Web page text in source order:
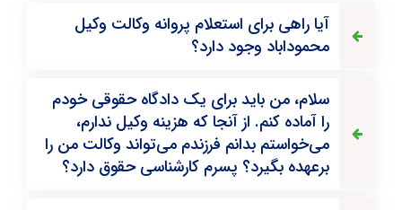
آیا راهی برای استعلام پروانه وکالت وکیل
محموداباد وجود دارد؟
سلام، من باید برای یک دادگاه حقوقی خودم
را آماده کنم. از آنجا که هزینه وکیل ندارم،
می‌خواستم بدانم فرزندم می‌تواند وکالت من را
برعهده بگیرد؟ پسرم کارشناسی حقوق دارد؟